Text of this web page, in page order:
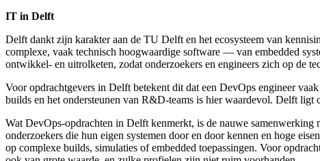
IT in Delft
Delft dankt zijn karakter aan de TU Delft en het ecosysteem van
complexe, vaak technisch hoogwaardige software — van embedded
ontwikkel- en uitrolketen, zodat onderzoekers en engineers zich op de
Voor opdrachtgevers in Delft betekent dit dat een DevOps engineer
builds en het ondersteunen van R&D-teams is hier waardevol. Delft ligt
Wat DevOps-opdrachten in Delft kenmerkt, is de nauwe samenwerking
onderzoekers die hun eigen systemen door en door kennen en hoge
op complexe builds, simulaties of embedded toepassingen. Voor